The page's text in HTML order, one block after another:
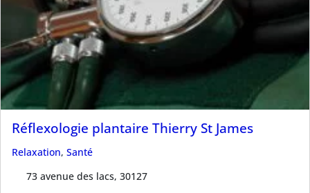
Réflexologie plantaire Thierry St James
Relaxation, Santé
73 avenue des lacs, 30127